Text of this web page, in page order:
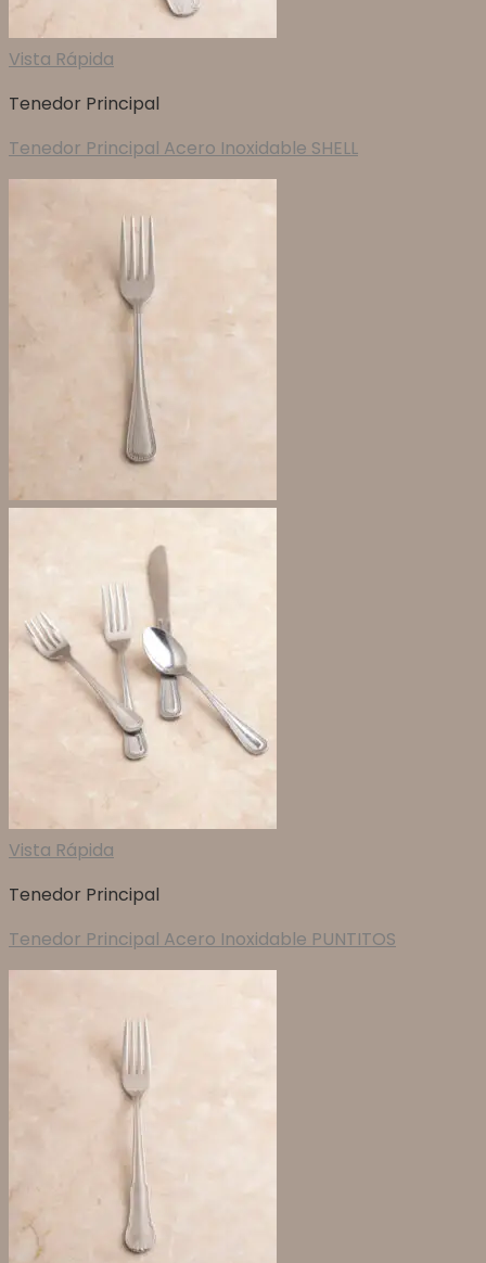
Vista Rápida
Tenedor Principal
Tenedor Principal Acero Inoxidable SHELL
Vista Rápida
Tenedor Principal
Tenedor Principal Acero Inoxidable PUNTITOS